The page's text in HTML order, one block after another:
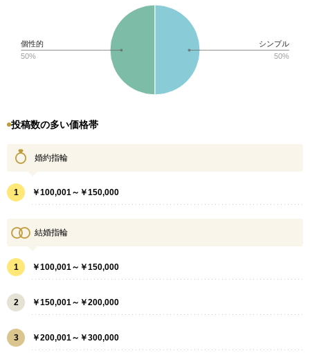
シンプル
50%
個性的
50%
投稿数の多い価格帯
婚約指輪
1 ￥100,001～￥150,000
結婚指輪
1 ￥100,001～￥150,000
2 ￥150,001～￥200,000
3 ￥200,001～￥300,000